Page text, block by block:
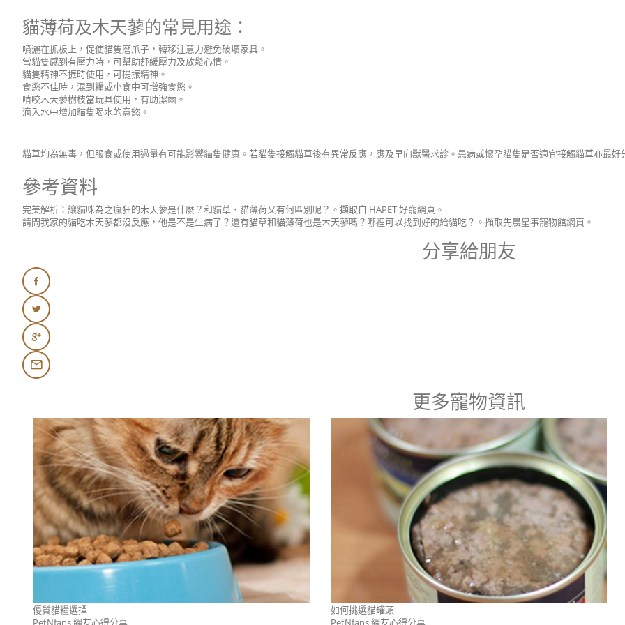
貓薄荷及木天蓼的常見用途：
噴灑在抓板上，促使貓隻磨爪子，轉移注意力避免破壞家具。
當貓隻感到有壓力時，可幫助舒緩壓力及放鬆心情。
貓隻精神不振時使用，可提振精神。
食慾不佳時，混到糧或小食中可增強食慾。
啃咬木天蓼樹枝當玩具使用，有助潔齒。
滴入水中增加貓隻喝水的意慾。
貓草均為無毒，但服食或使用過量有可能影響貓隻健康。若貓隻接觸貓草後有異常反應，應及早向獸醫求診。患病或懷孕貓隻是否適宜接觸貓草亦最好
參考資料
完美解析：讓貓咪為之瘋狂的木天蓼是什麼？和貓草、貓薄荷又有何區別呢？。擷取自 HAPET 好寵網頁。
請問我家的貓吃木天蓼都沒反應，他是不是生病了？還有貓草和貓薄荷也是木天蓼嗎？哪裡可以找到好的給貓吃？。擷取先晨星事寵物館網頁。
分享給朋友
更多寵物資訊
優質貓糧選擇
PetNfans 網友心得分享
如何挑選貓罐頭
PetNfans 網友心得分享